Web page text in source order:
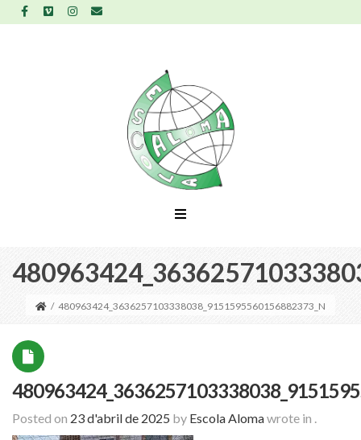
/ 480963424_3636257103338038_9151595560156882373_N
Posted on 23 d'abril de 2025 by Escola Alomawrote in .